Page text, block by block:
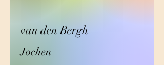
van den Bergh
Jochen